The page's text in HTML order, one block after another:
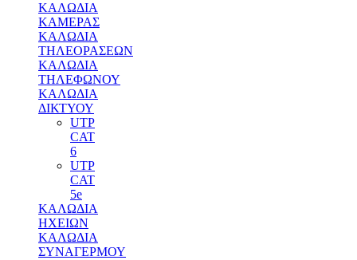
ΚΑΛΩΔΙΑ
ΚΑΜΕΡΑΣ
ΚΑΛΩΔΙΑ
ΤΗΛΕΟΡΑΣΕΩΝ
ΚΑΛΩΔΙΑ
ΤΗΛΕΦΩΝΟΥ
ΚΑΛΩΔΙΑ
ΔΙΚΤΥΟΥ
UTP
CAT
6
UTP
CAT
5e
ΚΑΛΩΔΙΑ
ΗΧΕΙΩΝ
ΚΑΛΩΔΙΑ
ΣΥΝΑΓΕΡΜΟΥ